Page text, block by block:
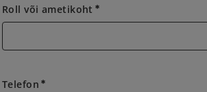
Roll või ametikoht emergency
Telefon emergency